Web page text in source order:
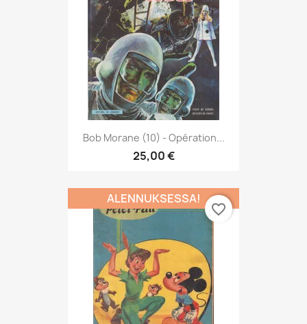
Bob Morane (10) - Opération...
25,00 €
ALENNUKSESSA!
favorite_border